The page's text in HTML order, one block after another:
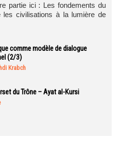
partie ici : Les fondements du
les civilisations à la lumière de
comme modèle de dialogue
(2/3)
Krabch
du Trône – Ayat al-Kursi